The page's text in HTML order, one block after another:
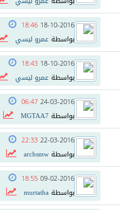
18-10-2016
18:46
بواسطةعمرو ليسي
18-10-2016
18:43
بواسطةعمرو ليسي
24-03-2016
06:47
بواسطةMGTAA7
22-03-2016
22:33
بواسطةarchsmw
09-02-2016
18:55
بواسطةmurtatha